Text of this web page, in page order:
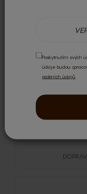
Poskytnutím svých
údaje budou
osobních údajů
Recenzi mohou psát
nebo si